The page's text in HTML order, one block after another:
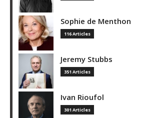
Sophie de Menthon
116 Articles
Jeremy Stubbs
351 Articles
Ivan Rioufol
301 Articles